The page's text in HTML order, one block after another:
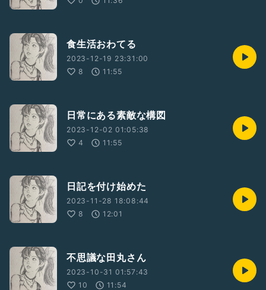
食生活おわてる
2023-12-19 23:31:00
8
11:55
日常にある素敵な構図
2023-12-02 01:05:38
4
11:55
日記を付け始めた
2023-11-28 18:08:44
8
12:01
不思議な田丸さん
2023-10-31 01:57:43
10
11:54